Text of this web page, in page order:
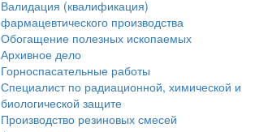
Валидация (квалификация)
фармацевтического производства
Обогащение полезных ископаемых
Архивное дело
Горноспасательные работы
Специалист по радиационной, химической и
биологической защите
Производство резиновых смесей